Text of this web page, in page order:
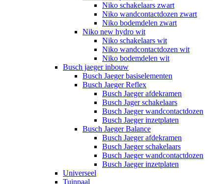
Niko schakelaars zwart
Niko wandcontactdozen zwart
Niko bodemdelen zwart
Niko new hydro wit
Niko schakelaars wit
Niko wandcontactdozen wit
Niko bodemdelen wit
Busch jaeger inbouw
Busch Jaeger basiselementen
Busch Jaeger Reflex
Busch Jaeger afdekramen
Busch Jager schakelaars
Busch Jaeger wandcontactdozen
Busch Jaeger inzetplaten
Busch Jaeger Balance
Busch Jaeger afdekramen
Busch Jaeger schakelaars
Busch Jaeger wandcontactdozen
Busch Jaeger inzetplaten
Universeel
Tuinpaal